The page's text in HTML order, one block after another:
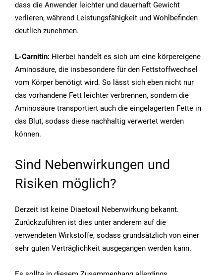
dass die Anwender leichter und dauerhaft Gewicht
verlieren, während Leistungsfähigkeit und Wohlbefinden
deutlich zunehmen.
L-Carnitin: Hierbei handelt es sich um eine körpereigene
Aminosäure, die insbesondere für den Fettstoffwechsel
vom Körper benötigt wird. So lässt sich eben nicht nur
das vorhandene Fett leichter verbrennen, sondern die
Aminosäure transportiert auch die eingelagerten Fette in
das Blut, sodass diese nachhaltig verwertet werden
können.
Sind Nebenwirkungen und
Risiken möglich?
Derzeit ist keine Diaetoxil Nebenwirkung bekannt.
Zurückzuführen ist dies unter anderem auf die
verwendeten Wirkstoffe, sodass grundsätzlich von einer
sehr guten Verträglichkeit ausgegangen werden kann.